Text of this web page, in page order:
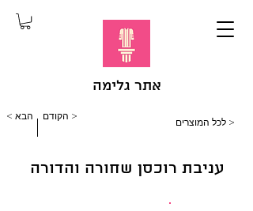
אתר גלימה
< הבא הקודם >
לכל המוצרים >
עניבת רוכסן שחורה והדורה